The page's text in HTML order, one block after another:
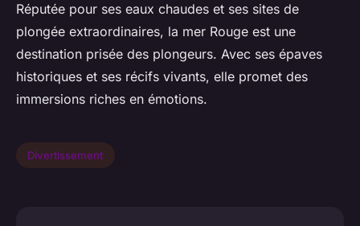
Réputée pour ses eaux chaudes et ses sites de
plongée extraordinaires, la mer Rouge est une
destination prisée des plongeurs. Avec ses épaves
historiques et ses récifs vivants, elle promet des
immersions riches en émotions.
Divertissement